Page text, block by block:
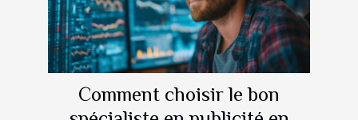
Comment choisir le bon